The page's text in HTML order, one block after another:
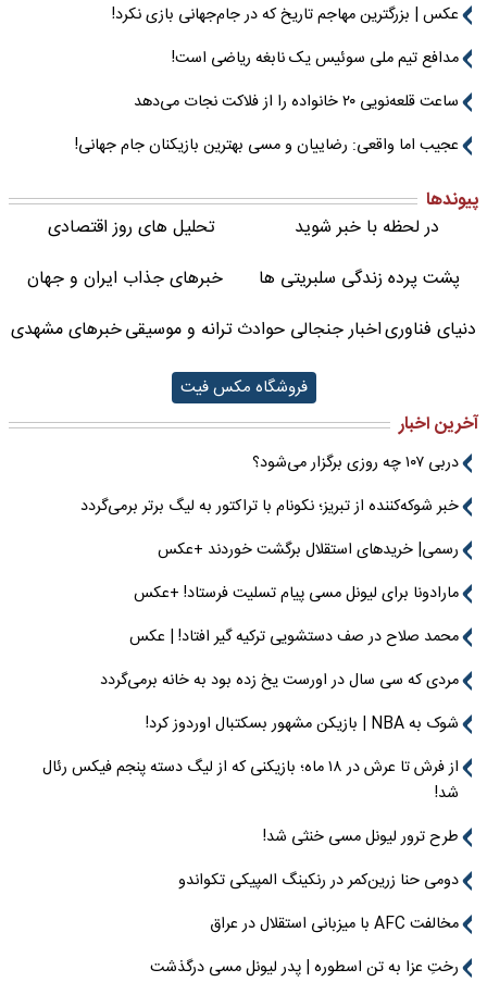
عکس | بزرگترین مهاجم تاریخ که در جام‌جهانی بازی نکرد!
مدافع تیم ملی سوئیس یک نابغه ریاضی است!
ساعت قلعه‌نویی ۲۰ خانواده را از فلاکت نجات می‌دهد
عجیب اما واقعی: رضاییان و مسی بهترین بازیکنان جام جهانی!
پیوندها
در لحظه با خبر شوید
تحلیل های روز اقتصادی
پشت پرده زندگی سلبریتی ها
خبرهای جذاب ایران و جهان
دنیای فناوریاخبار جنجالی حوادثترانه و موسیقیخبرهای مشهدی
فروشگاه مکس فیت
آخرین اخبار
دربی ۱۰۷ چه روزی برگزار می‌شود؟
خبر شوکه‌کننده از تبریز؛ نکونام با تراکتور به لیگ برتر برمی‌گردد
رسمی| خریدهای استقلال برگشت خوردند +عکس
مارادونا برای لیونل مسی پیام تسلیت فرستاد! +عکس
محمد صلاح در صف دستشویی ترکیه گیر افتاد! | عکس
مردی که سی سال در اورست یخ زده بود به خانه برمی‌گردد
شوک به NBA | بازیکن مشهور بسکتبال اوردوز کرد!
از فرش تا عرش در ۱۸ ماه؛ بازیکنی که از لیگ دسته پنجم فیکس رئال
شد!
طرح ترور لیونل مسی خنثی شد!
دومی حنا زرین‌کمر در رنکینگ المپیکی تکواندو
مخالفت AFC با میزبانی استقلال در عراق
رختِ عزا به تن اسطوره | پدر لیونل مسی درگذشت